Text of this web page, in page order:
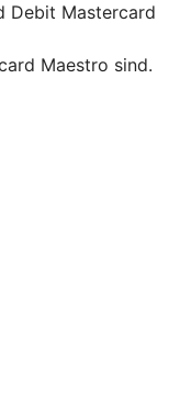
Debit Mastercard
Maestro sind.